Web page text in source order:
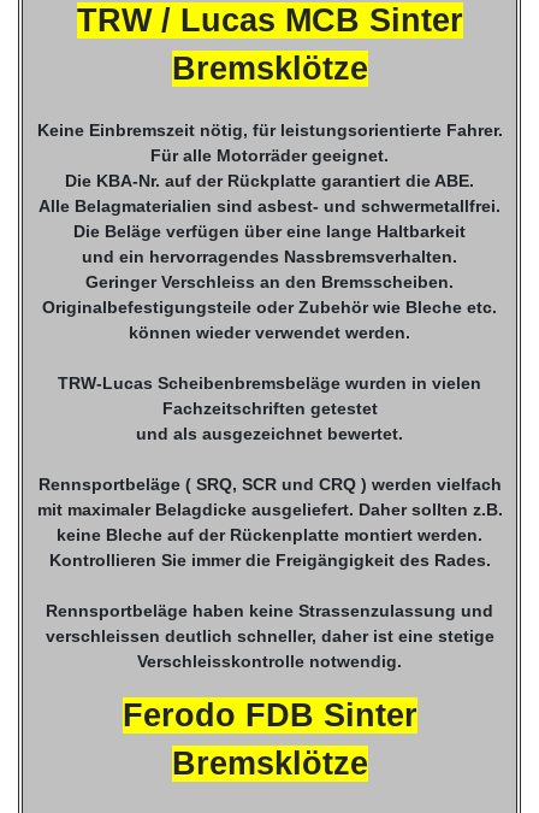
TRW / Lucas MCB Sinter
Bremsklötze
Keine Einbremszeit nötig, für leistungsorientierte Fahrer.
Für alle Motorräder geeignet.
Die KBA-Nr. auf der Rückplatte garantiert die ABE.
Alle Belagmaterialien sind asbest- und schwermetallfrei.
Die Beläge verfügen über eine lange Haltbarkeit
und ein hervorragendes Nassbremsverhalten.
Geringer Verschleiss an den Bremsscheiben.
Originalbefestigungsteile oder Zubehör wie Bleche etc.
können wieder verwendet werden.
TRW-Lucas Scheibenbremsbeläge wurden in vielen
Fachzeitschriften getestet
und als ausgezeichnet bewertet.
Rennsportbeläge ( SRQ, SCR und CRQ ) werden vielfach
mit maximaler Belagdicke ausgeliefert. Daher sollten z.B.
keine Bleche auf der Rückenplatte montiert werden.
Kontrollieren Sie immer die Freigängigkeit des Rades.
Rennsportbeläge haben keine Strassenzulassung und
verschleissen deutlich schneller, daher ist eine stetige
Verschleisskontrolle notwendig.
Ferodo FDB Sinter
Bremsklötze